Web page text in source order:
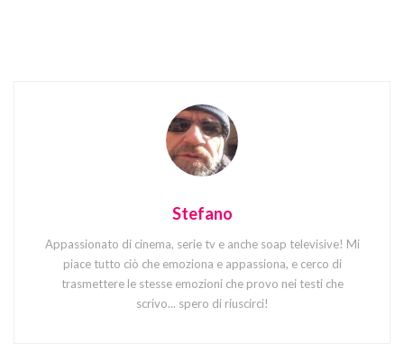
Stefano
Appassionato di cinema, serie tv e anche soap televisive! Mi
piace tutto ciò che emoziona e appassiona, e cerco di
trasmettere le stesse emozioni che provo nei testi che
scrivo... spero di riuscirci!